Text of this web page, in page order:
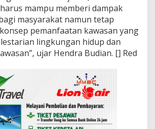
mampu memberi dampak
masyarakat namun tetap
pemanfaatan kawasan yang
lingkungan hidup dan
ujar Hendra Budian. [] Red